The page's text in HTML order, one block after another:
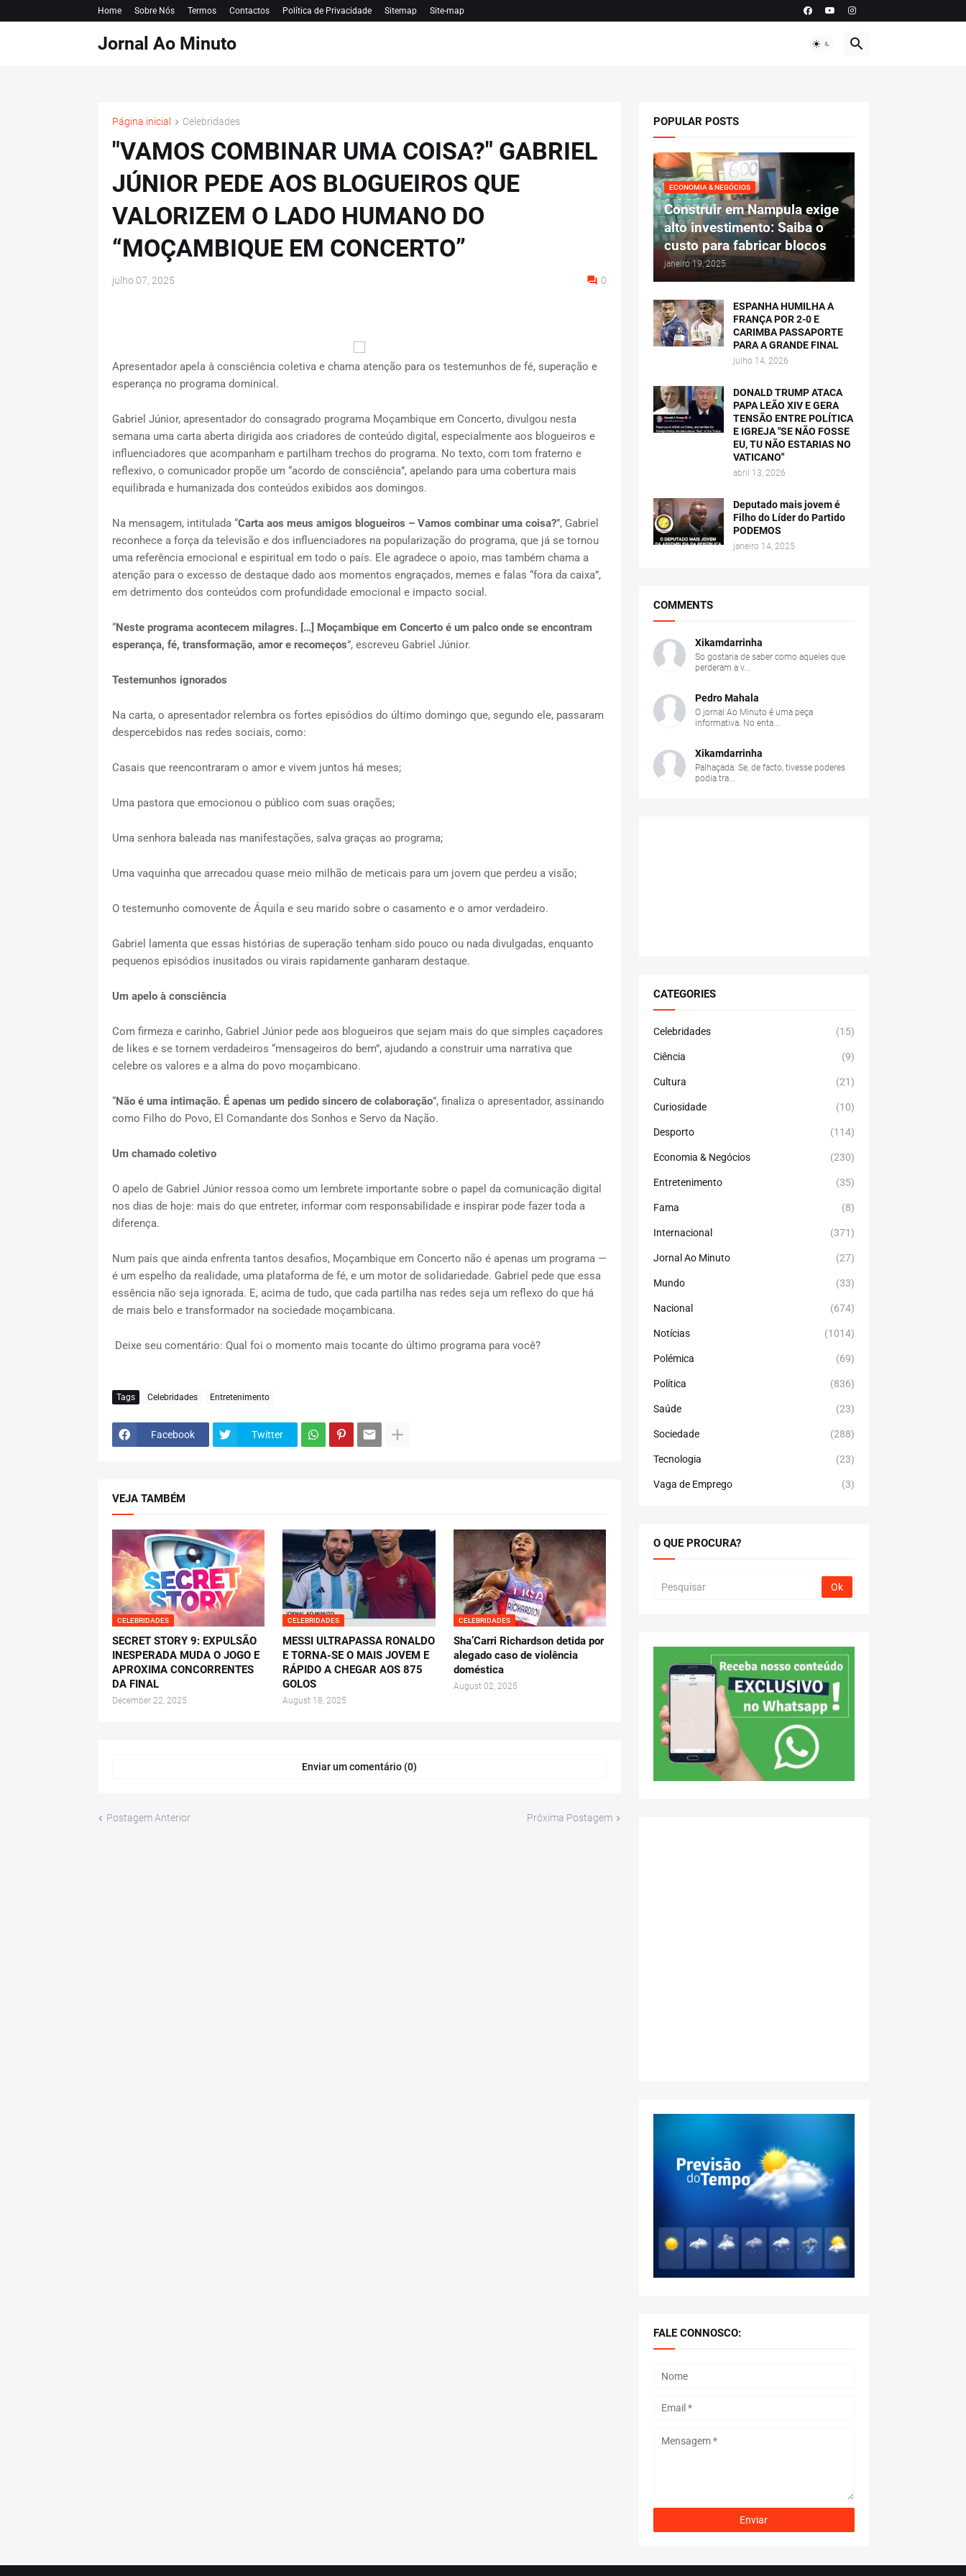
Home Sobre Nós Termos Contactos Política de Privacidade Sitemap Site-map
Jornal Ao Minuto
Página inicial Celebridades
"VAMOS COMBINAR UMA COISA?" GABRIEL
JÚNIOR PEDE AOS BLOGUEIROS QUE
VALORIZEM O LADO HUMANO DO
“MOÇAMBIQUE EM CONCERTO”
julho 07, 2025 0
Apresentador apela à consciência coletiva e chama atenção para os testemunhos de fé, superação e
esperança no programa dominical.
Gabriel Júnior, apresentador do consagrado programa Moçambique em Concerto, divulgou nesta
semana uma carta aberta dirigida aos criadores de conteúdo digital, especialmente aos blogueiros e
influenciadores que acompanham e partilham trechos do programa. No texto, com tom fraterno e
reflexivo, o comunicador propõe um “acordo de consciência”, apelando para uma cobertura mais
equilibrada e humanizada dos conteúdos exibidos aos domingos.
Na mensagem, intitulada “Carta aos meus amigos blogueiros – Vamos combinar uma coisa?”, Gabriel
reconhece a força da televisão e dos influenciadores na popularização do programa, que já se tornou
uma referência emocional e espiritual em todo o país. Ele agradece o apoio, mas também chama a
atenção para o excesso de destaque dado aos momentos engraçados, memes e falas “fora da caixa”,
em detrimento dos conteúdos com profundidade emocional e impacto social.
“Neste programa acontecem milagres. […] Moçambique em Concerto é um palco onde se encontram
esperança, fé, transformação, amor e recomeços”, escreveu Gabriel Júnior.
Testemunhos ignorados
Na carta, o apresentador relembra os fortes episódios do último domingo que, segundo ele, passaram
despercebidos nas redes sociais, como:
Casais que reencontraram o amor e vivem juntos há meses;
Uma pastora que emocionou o público com suas orações;
Uma senhora baleada nas manifestações, salva graças ao programa;
Uma vaquinha que arrecadou quase meio milhão de meticais para um jovem que perdeu a visão;
O testemunho comovente de Áquila e seu marido sobre o casamento e o amor verdadeiro.
Gabriel lamenta que essas histórias de superação tenham sido pouco ou nada divulgadas, enquanto
pequenos episódios inusitados ou virais rapidamente ganharam destaque.
Um apelo à consciência
Com firmeza e carinho, Gabriel Júnior pede aos blogueiros que sejam mais do que simples caçadores
de likes e se tornem verdadeiros “mensageiros do bem”, ajudando a construir uma narrativa que
celebre os valores e a alma do povo moçambicano.
“Não é uma intimação. É apenas um pedido sincero de colaboração”, finaliza o apresentador, assinando
como Filho do Povo, El Comandante dos Sonhos e Servo da Nação.
Um chamado coletivo
O apelo de Gabriel Júnior ressoa como um lembrete importante sobre o papel da comunicação digital
nos dias de hoje: mais do que entreter, informar com responsabilidade e inspirar pode fazer toda a
diferença.
Num país que ainda enfrenta tantos desafios, Moçambique em Concerto não é apenas um programa —
é um espelho da realidade, uma plataforma de fé, e um motor de solidariedade. Gabriel pede que essa
essência não seja ignorada. E, acima de tudo, que cada partilha nas redes seja um reflexo do que há
de mais belo e transformador na sociedade moçambicana.
Deixe seu comentário: Qual foi o momento mais tocante do último programa para você?
Tags Celebridades Entretenimento
Facebook Twitter
VEJA TAMBÉM
CELEBRIDADES
SECRET STORY 9: EXPULSÃO
INESPERADA MUDA O JOGO E
APROXIMA CONCORRENTES
DA FINAL
December 22, 2025
CELEBRIDADES
MESSI ULTRAPASSA RONALDO
E TORNA-SE O MAIS JOVEM E
RÁPIDO A CHEGAR AOS 875
GOLOS
August 18, 2025
CELEBRIDADES
Sha’Carri Richardson detida por
alegado caso de violência
doméstica
August 02, 2025
Enviar um comentário (0)
Postagem Anterior Próxima Postagem
POPULAR POSTS
ECONOMIA & NEGÓCIOS
Construir em Nampula exige
alto investimento: Saiba o
custo para fabricar blocos
janeiro 19, 2025
ESPANHA HUMILHA A
FRANÇA POR 2-0 E
CARIMBA PASSAPORTE
PARA A GRANDE FINAL
julho 14, 2026
DONALD TRUMP ATACA
PAPA LEÃO XIV E GERA
TENSÃO ENTRE POLÍTICA
E IGREJA "SE NÃO FOSSE
EU, TU NÃO ESTARIAS NO
VATICANO"
abril 13, 2026
Deputado mais jovem é
Filho do Líder do Partido
PODEMOS
janeiro 14, 2025
COMMENTS
Xikamdarrinha
So gostaria de saber como aqueles que
perderam a v...
Pedro Mahala
O jornal Ao Minuto é uma peça
informativa. No enta...
Xikamdarrinha
Palhaçada. Se, de facto, tivesse poderes
podia tra...
CATEGORIES
Celebridades (15)
Ciência (9)
Cultura (21)
Curiosidade (10)
Desporto (114)
Economia & Negócios (230)
Entretenimento (35)
Fama (8)
Internacional (371)
Jornal Ao Minuto (27)
Mundo (33)
Nacional (674)
Notícias (1014)
Polémica (69)
Política (836)
Saúde (23)
Sociedade (288)
Tecnologia (23)
Vaga de Emprego (3)
O QUE PROCURA?
FALE CONNOSCO: